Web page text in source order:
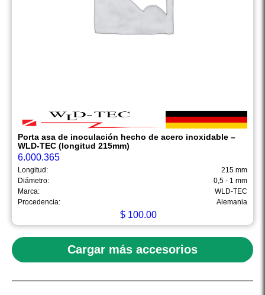
Porta asa de inoculación hecho de acero inoxidable –
WLD-TEC (longitud 215mm)
6.000.365
Longitud:
215 mm
Diámetro:
0,5 - 1 mm
Marca:
WLD-TEC
Procedencia:
Alemania
$ 100.00
Cargar más accesorios